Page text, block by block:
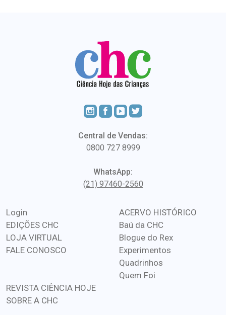
Central de Vendas:
0800 727 8999
WhatsApp:
(21) 97460-2560
Login
EDIÇÕES CHC
LOJA VIRTUAL
FALE CONOSCO
ACERVO HISTÓRICO
Baú da CHC
Blogue do Rex
Experimentos
Quadrinhos
Quem Foi
REVISTA CIÊNCIA HOJE
SOBRE A CHC